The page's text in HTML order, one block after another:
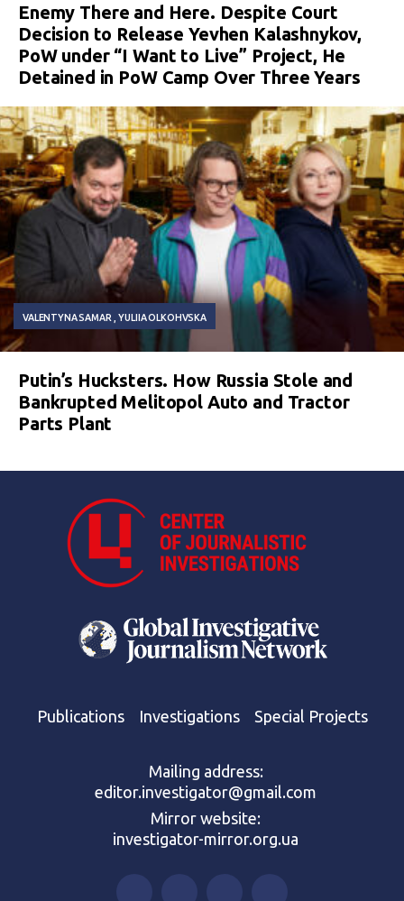
Enemy There and Here. Despite Court
Decision to Release Yevhen Kalashnykov,
PoW under “I Want to Live” Project, He
Detained in PoW Camp Over Three Years
VALENTYNA SAMAR YULIIA OLKOHVSKA
Putin’s Hucksters. How Russia Stole and
Bankrupted Melitopol Auto and Tractor
Parts Plant
Publications Investigations Special Projects
Mailing address:
editor.investigator@gmail.com
Mirror website:
investigator-mirror.org.ua